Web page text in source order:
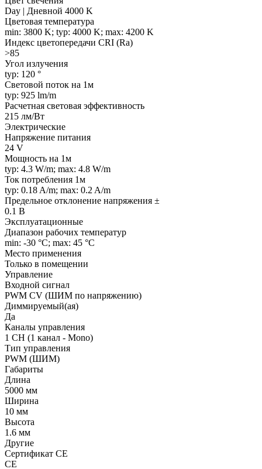
Day | Дневной 4000 K
Цветовая температура
min: 3800 K; typ: 4000 K; max: 4200 K
Индекс цветопередачи CRI (Ra)
>85
Угол излучения
typ: 120 °
Световой поток на 1м
typ: 925 lm/m
Расчетная световая эффективность
215 лм/Вт
Электрические
Напряжение питания
24 V
Мощность на 1м
typ: 4.3 W/m; max: 4.8 W/m
Ток потребления 1м
typ: 0.18 A/m; max: 0.2 A/m
Предельное отклонение напряжения ±
0.1 В
Эксплуатационные
Диапазон рабочих температур
min: -30 °C; max: 45 °C
Место применения
Только в помещении
Управление
Входной сигнал
PWM СV (ШИМ по напряжению)
Диммируемый(ая)
Да
Каналы управления
1 CH (1 канал - Mono)
Тип управления
PWM (ШИМ)
Габариты
Длина
5000 мм
Ширина
10 мм
Высота
1.6 мм
Другие
Сертификат CE
CE